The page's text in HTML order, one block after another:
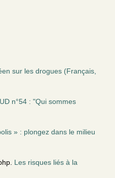
sur les drogues (Français,
n°54 : "Qui sommes
» : plongez dans le milieu
Les risques liés à la